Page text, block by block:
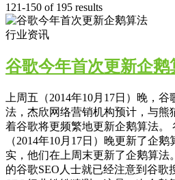
121-150 of 195 results
行业资讯
谷歌今年首次更新企鹅
上周五（2014年10月17日）晚，
法，杰欣网络营销机构预计，与熊
着谷歌将更频繁地更新企鹅算法。
（2014年10月17日）晚更新了企
实，他们在上周末更新了企鹅算法
的谷歌SEO人士就已经注意到谷歌